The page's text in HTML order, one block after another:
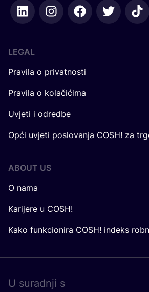
LEGAL
Pravila o privatnosti
Pravila o kolačićima
Uvjeti i odredbe
Opći uvjeti poslovanja COSH! za
ABOUT US
O nama
Karijere u COSH!
Kako funkcionira COSH! indeks
U surad­nji s